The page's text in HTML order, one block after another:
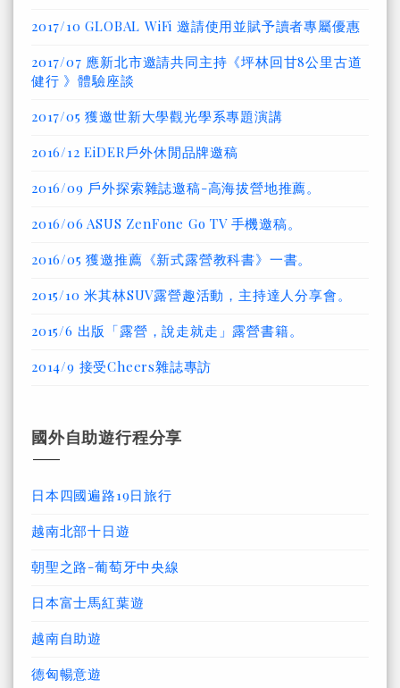
2017/10 GLOBAL WiFi 邀請使用並賦予讀者專屬優惠
2017/07 應新北市邀請共同主持《坪林回甘8公里古道
健行 》體驗座談
2017/05 獲邀世新大學觀光學系專題演講
2016/12 EiDER戶外休閒品牌邀稿
2016/09 戶外探索雜誌邀稿-高海拔營地推薦。
2016/06 ASUS ZenFone Go TV 手機邀稿。
2016/05 獲邀推薦《新式露營教科書》一書。
2015/10 米其林SUV露營趣活動，主持達人分享會。
2015/6 出版「露營，說走就走」露營書籍。
2014/9 接受Cheers雜誌專訪
國外自助遊行程分享
日本四國遍路19日旅行
越南北部十日遊
朝聖之路-葡萄牙中央線
日本富士馬紅葉遊
越南自助遊
德匈暢意遊